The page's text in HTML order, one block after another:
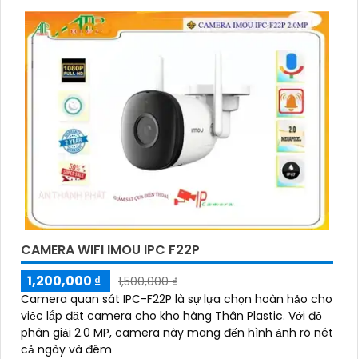
CAMERA WIFI IMOU IPC F22P
1,200,000 ₫
1,500,000 ₫
Camera quan sát IPC-F22P là sự lựa chọn hoàn hảo cho
việc lắp đặt camera cho kho hàng Thân Plastic. Với độ
phân giải 2.0 MP, camera này mang đến hình ảnh rõ nét
cả ngày và đêm